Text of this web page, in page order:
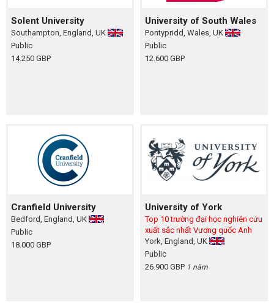
Solent University
Southampton, England, UK
Public
14.250 GBP
University of South Wales
Pontypridd, Wales, UK
Public
12.600 GBP
Cranfield University
Bedford, England, UK
Public
18.000 GBP
University of York
Top 10 trường đại học nghiên cứu
xuất sắc nhất Vương quốc Anh
York, England, UK
Public
26.900 GBP 1 năm